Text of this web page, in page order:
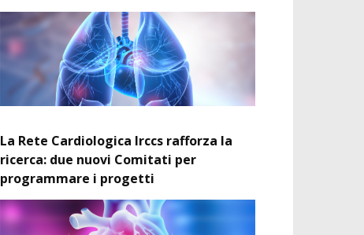
La Rete Cardiologica Irccs rafforza la
ricerca: due nuovi Comitati per
programmare i progetti